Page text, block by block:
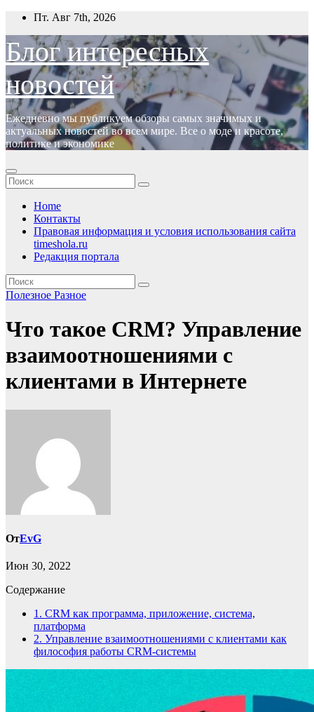
Перейти
содержимому
Пт. Авг 7th, 2026
Блог интересных
новостей
Ежедневно мы публикуем обзоры самых значимых и
актуальных новостей во всем мире. Все о моде и красоте,
политике и экономике
Home
Контакты
Правовая информация и условия использования сайта
timeshola.ru
Редакция портала
Полезное Разное
Что такое CRM? Управление
взаимоотношениями с
клиентами в Интернете
ОтEvG
Июн 30, 2022
Содержание
1. CRM как программа, приложение, система,
платформа
2. Управление взаимоотношениями с клиентами как
философия работы CRM-системы